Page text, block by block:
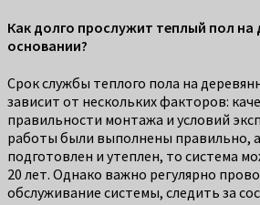
Как долго прослужит теплый пол на
основании?
Срок службы теплого пола на
зависит от нескольких факторов:
правильности монтажа и условий
работы были выполнены правильно,
подготовлен и утеплен, то система
20 лет. Однако важно регулярно
обслуживание системы, следить за